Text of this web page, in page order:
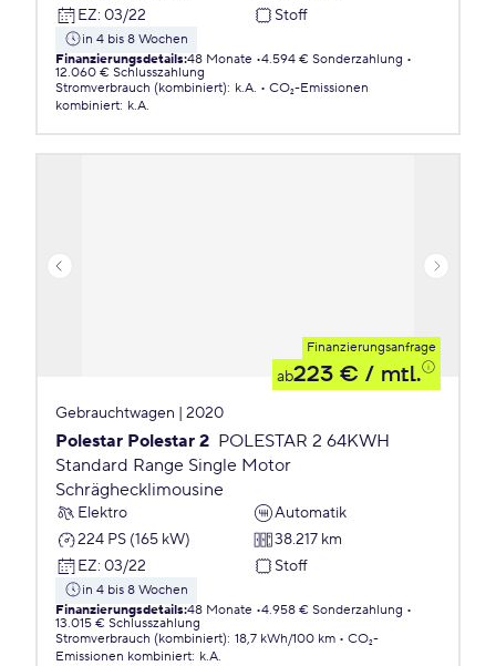
EZ: 03/22 Stoff
in 4 bis 8 Wochen
Finanzierungsdetails:48 Monate 4.594 € Sonderzahlung
12.060 € Schlusszahlung
Stromverbrauch (kombiniert): k.A.
CO₂-Emissionen
kombiniert: k.A.
Finanzierungsanfrage
ab223 € / mtl.
Gebrauchtwagen | 2020
Polestar Polestar 2 POLESTAR 2 64KWH
Standard Range Single Motor
Schräghecklimousine
Elektro
Automatik
224 PS (165 kW)
38.217 km
EZ: 03/22 Stoff
in 4 bis 8 Wochen
Finanzierungsdetails:48 Monate 4.958 € Sonderzahlung
13.015 € Schlusszahlung
Stromverbrauch (kombiniert): 18,7 kWh/100 km
CO₂-
Emissionen kombiniert: k.A.